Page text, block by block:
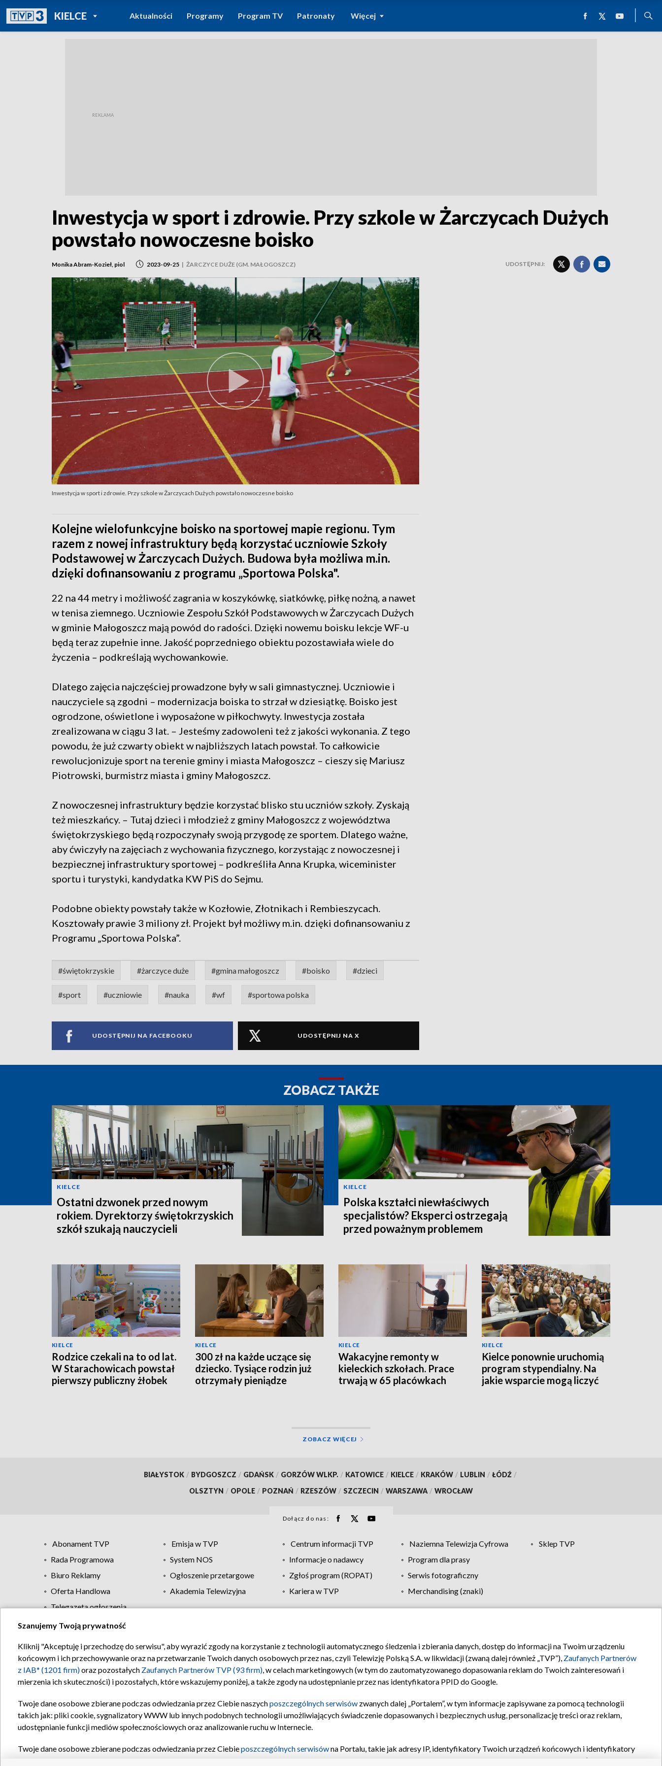
KIELCEPOWRÓT DO
TVP REGIONY
Aktualności Programy Program TV Patronaty Więcej
Inwestycja w sport i zdrowie. Przy szkole w Żarczycach Dużych
powstało nowoczesne boisko
Monika Abram-Kozieł, piol 2023-09-25 | ŻARCZYCE DUŻE (GM. MAŁOGOSZCZ) UDOSTĘPNIJ:
Inwestycja w sport i zdrowie. Przy szkole w Żarczycach Dużych powstało nowoczesne boisko
Kolejne wielofunkcyjne boisko na sportowej mapie regionu. Tym
razem z nowej infrastruktury będą korzystać uczniowie Szkoły
Podstawowej w Żarczycach Dużych. Budowa była możliwa m.in.
dzięki dofinansowaniu z programu „Sportowa Polska".
22 na 44 metry i możliwość zagrania w koszykówkę, siatkówkę, piłkę nożną, a nawet
w tenisa ziemnego. Uczniowie Zespołu Szkół Podstawowych w Żarczycach Dużych
w gminie Małogoszcz mają powód do radości. Dzięki nowemu boisku lekcje WF-u
będą teraz zupełnie inne. Jakość poprzedniego obiektu pozostawiała wiele do
życzenia – podkreślają wychowankowie.
Dlatego zajęcia najczęściej prowadzone były w sali gimnastycznej. Uczniowie i
nauczyciele są zgodni – modernizacja boiska to strzał w dziesiątkę. Boisko jest
ogrodzone, oświetlone i wyposażone w piłkochwyty. Inwestycja została
zrealizowana w ciągu 3 lat. – Jesteśmy zadowoleni też z jakości wykonania. Z tego
powodu, że już czwarty obiekt w najbliższych latach powstał. To całkowicie
rewolucjonizuje sport na terenie gminy i miasta Małogoszcz – cieszy się Mariusz
Piotrowski, burmistrz miasta i gminy Małogoszcz.
Z nowoczesnej infrastruktury będzie korzystać blisko stu uczniów szkoły. Zyskają
też mieszkańcy. – Tutaj dzieci i młodzież z gminy Małogoszcz z województwa
świętokrzyskiego będą rozpoczynały swoją przygodę ze sportem. Dlatego ważne,
aby ćwiczyły na zajęciach z wychowania fizycznego, korzystając z nowoczesnej i
bezpiecznej infrastruktury sportowej – podkreśliła Anna Krupka, wiceminister
sportu i turystyki, kandydatka KW PiS do Sejmu.
Podobne obiekty powstały także w Kozłowie, Złotnikach i Rembieszycach.
Kosztowały prawie 3 miliony zł. Projekt był możliwy m.in. dzięki dofinansowaniu z
Programu „Sportowa Polska”.
#świętokrzyskie #żarczyce duże #gmina małogoszcz #boisko #dzieci
#sport #uczniowie #nauka #wf #sportowa polska
UDOSTĘPNIJ NA FACEBOOKU UDOSTĘPNIJ NA X
ZOBACZ TAKŻE
KIELCE
Ostatni dzwonek przed nowym
rokiem. Dyrektorzy świętokrzyskich
szkół szukają nauczycieli
KIELCE
Polska kształci niewłaściwych
specjalistów? Eksperci ostrzegają
przed poważnym problemem
KIELCE
Rodzice czekali na to od lat.
W Starachowicach powstał
pierwszy publiczny żłobek
KIELCE
300 zł na każde uczące się
dziecko. Tysiące rodzin już
otrzymały pieniądze
KIELCE
Wakacyjne remonty w
kieleckich szkołach. Prace
trwają w 65 placówkach
KIELCE
Kielce ponownie uruchomią
program stypendialny. Na
jakie wsparcie mogą liczyć
ZOBACZ WIĘCEJ
BIAŁYSTOK / BYDGOSZCZ / GDAŃSK / GORZÓW WLKP. / KATOWICE / KIELCE / KRAKÓW / LUBLIN / ŁÓDŹ /
OLSZTYN / OPOLE / POZNAŃ / RZESZÓW / SZCZECIN / WARSZAWA / WROCŁAW
Dołącz do nas:
Abonament TVP Emisja w TVP Centrum informacji TVP Naziemna Telewizja Cyfrowa
Sklep TVP
Rada Programowa
System NOS Informacje o nadawcy
Program dla prasy
Biuro Reklamy
Ogłoszenie przetargowe Zgłoś program (ROPAT)
Serwis fotograficzny
Oferta Handlowa
Akademia Telewizyjna Kariera w TVP
Merchandising (znaki)
Telegazeta ogłoszenia
Regulamin TVP Polityka prywatności Moje zgody Pomoc Biuro reklamy Kontakt
Szanujemy Twoją prywatność
Kliknij "Akceptuję i przechodzę do serwisu", aby wyrazić zgody na korzystanie z technologii automatycznego śledzenia i zbierania danych, dostęp do informacji na Twoim urządzeniu
końcowym i ich przechowywanie oraz na przetwarzanie Twoich danych osobowych przez nas, czyli Telewizję Polską S.A. w likwidacji (zwaną dalej również „TVP”), Zaufanych Partnerów
z IAB* (1201 firm)oraz pozostałych Zaufanych Partnerów TVP (93 firm), w celach marketingowych (w tym do zautomatyzowanego dopasowania reklam do Twoich zainteresowań i
mierzenia ich skuteczności) i pozostałych, które wskazujemy poniżej, a także zgody na udostępnianie przez nas identyfikatora PPID do Google.
Twoje dane osobowe zbierane podczas odwiedzania przez Ciebie naszychposzczególnych serwisów zwanych dalej „Portalem”, w tym informacje zapisywane za pomocą technologii
takich jak: pliki cookie, sygnalizatory WWW lub innych podobnych technologii umożliwiających świadczenie dopasowanych i bezpiecznych usług, personalizację treści oraz reklam,
udostępnianie funkcji mediów społecznościowych oraz analizowanie ruchu w Internecie.
Twoje dane osobowe zbierane podczas odwiedzania przez Ciebieposzczególnych serwisówna Portalu, takie jak adresy IP, identyfikatory Twoich urządzeń końcowych i identyfikatory
oraz pozostałych